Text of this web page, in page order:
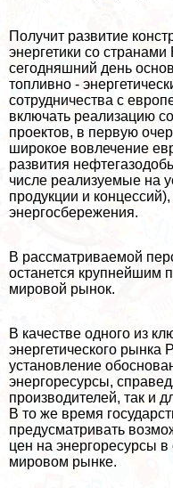
Получит развитие
энергетики со
сегодняшний день
топливно -
сотрудничества с
включать реализацию
проектов, в первую
широкое вовлечение
развития
числе реализуемые на
продукции и
энергосбережения.
В рассматриваемой
останется крупнейшим
мировой рынок.
В качестве одного из
энергетического рынка
установление
энергоресурсы,
производителей, так и
В то же время
предусматривать
цен на энергоресурсы
мировом рынке.